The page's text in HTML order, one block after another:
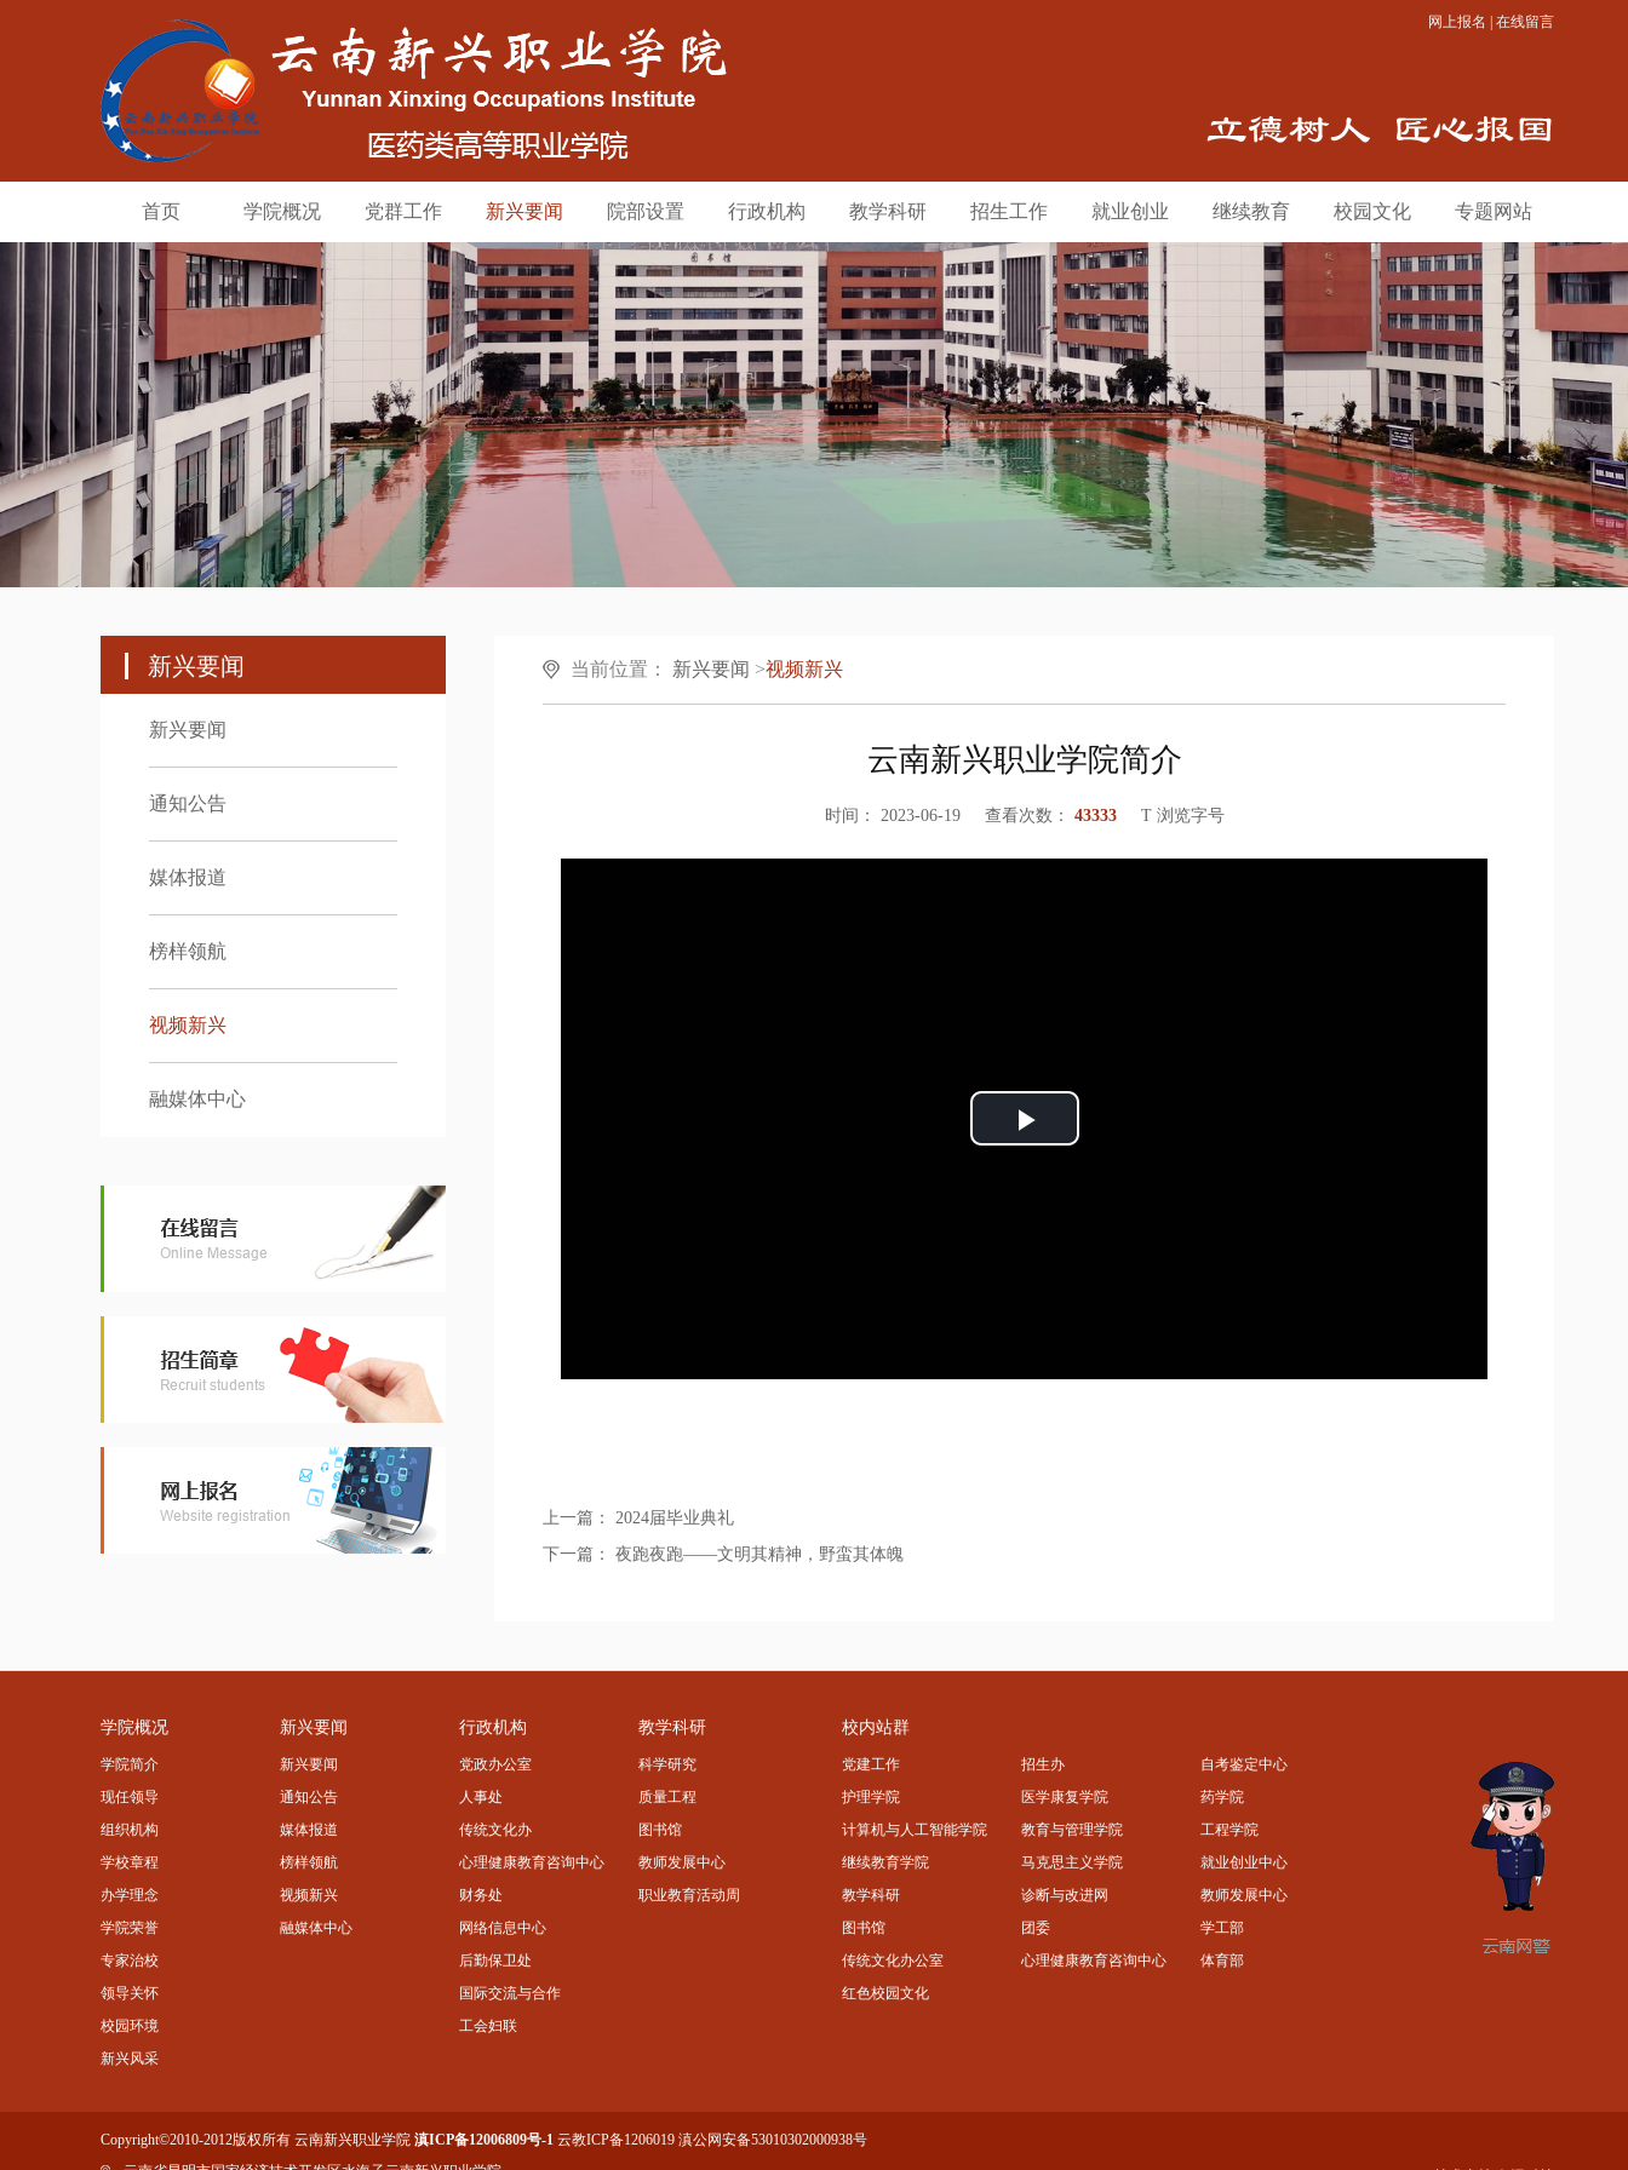
网上报名 在线留言
首页 学院概况 党群工作 新兴要闻 院部设置 行政机构 教学科研 招生工作 就业创业 继续教育 校园文化 专题网站
新兴要闻
新兴要闻
通知公告
媒体报道
榜样领航
视频新兴
融媒体中心
当前位置： 新兴要闻 >视频新兴
云南新兴职业学院简介
时间： 2023-06-19 查看次数： 43333 T 浏览字号
P
上一篇：
2024届毕业典礼
下一篇：
夜跑夜跑——文明其精神，野蛮其体魄
学院概况
学院简介
现任领导
组织机构
学校章程
办学理念
学院荣誉
专家治校
领导关怀
校园环境
新兴风采
新兴要闻
新兴要闻
通知公告
媒体报道
榜样领航
视频新兴
融媒体中心
行政机构
党政办公室
人事处
传统文化办
心理健康教育咨询中心
财务处
网络信息中心
后勤保卫处
国际交流与合作
工会妇联
教学科研
科学研究
质量工程
图书馆
教师发展中心
职业教育活动周
校内站群
党建工作 招生办
自考鉴定中心
护理学院
医学康复学院
药学院
计算机与人工智能学院
教育与管理学院
工程学院
继续教育学院
马克思主义学院
就业创业中心
教学科研
诊断与改进网
教师发展中心
图书馆
团委
学工部
传统文化办公室
心理健康教育咨询中心
体育部
红色校园文化
Copyright©2010-2012版权所有 云南新兴职业学院 滇ICP备12006809号-1 云教ICP备1206019 滇公网安备53010302000938号